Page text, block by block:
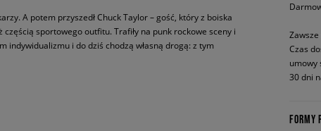
A potem przyszedł Chuck Taylor – gość, który z boiska
sportowego outfitu. Trafiły na punk rockowe sceny i
indywidualizmu i do dziś chodzą własną drogą: z tym
Czas
umowy
30 dni
FORMY